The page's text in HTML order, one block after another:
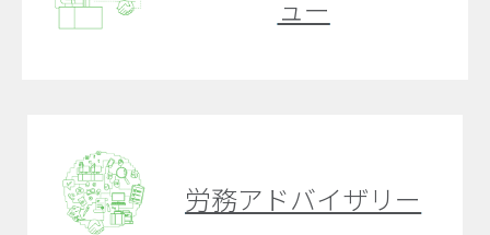
ュー
労務アドバイザリー